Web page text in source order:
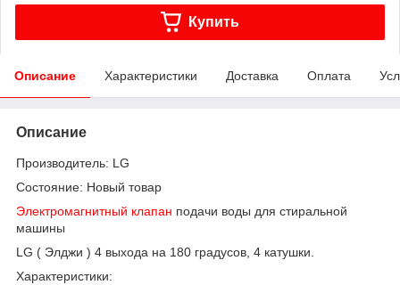
Купить
Описание Характеристики Доставка Оплата
Описание
Производитель: LG
Состояние: Новый товар
Электромагнитный клапан подачи воды для стиральной
машины
LG ( Элджи ) 4 выхода на 180 градусов, 4 катушки.
Характеристики: